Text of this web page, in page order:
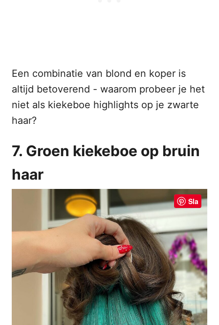
Een combinatie van blond en koper is
altijd betoverend - waarom probeer je het
niet als kiekeboe highlights op je zwarte
haar?
7. Groen kiekeboe op bruin
haar
Sla